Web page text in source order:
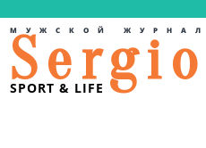
Sergio
SPORT & LIFE
МУЖСКОЙ ЖУРНАЛ